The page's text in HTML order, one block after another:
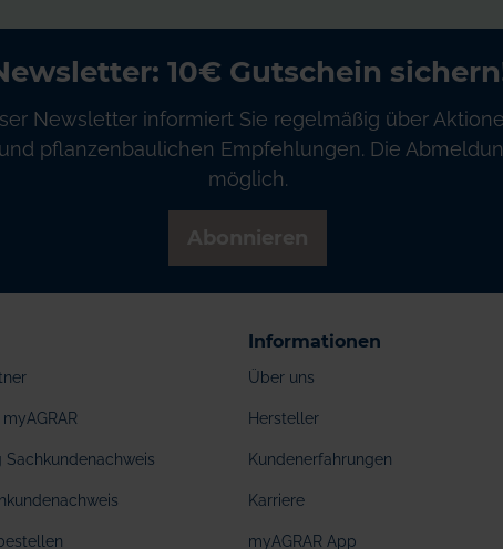
10€ Gutschein
Newsletter informiert Sie regelmäßig über
pflanzenbaulichen Empfehlungen. Die
möglich.
Sachkundenachweis
Informationen
Über uns
Hersteller
Kundenerfahrungen
Karriere
myAGRAR App